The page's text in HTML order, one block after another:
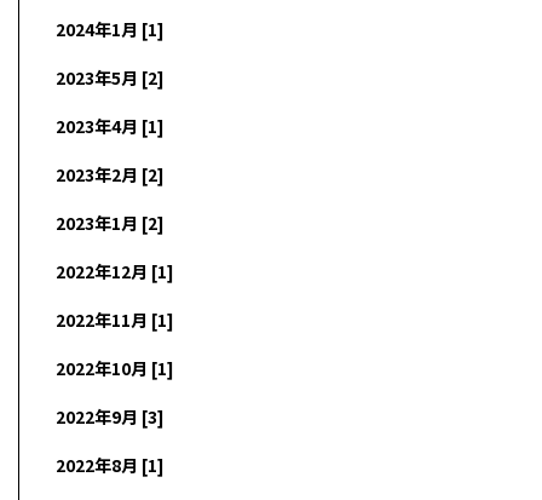
2024年1月 [1]
2023年5月 [2]
2023年4月 [1]
2023年2月 [2]
2023年1月 [2]
2022年12月 [1]
2022年11月 [1]
2022年10月 [1]
2022年9月 [3]
2022年8月 [1]